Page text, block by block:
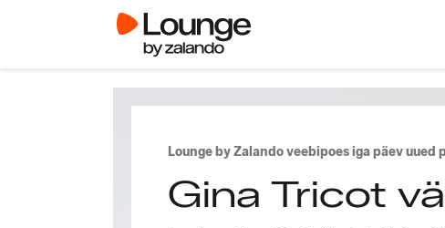
Lounge by Zalando veebipoes iga päev uued
Gina Tricot